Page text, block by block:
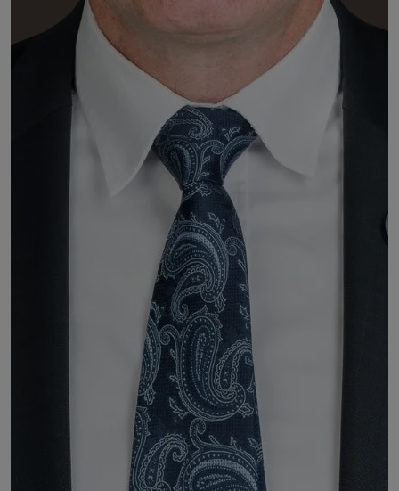
Eric BLACHON
CHARGÉ DES RELATIONS AVEC LES
Secrétaire général de l'Union départementale FO de
DÉSIGNÉ PAR :
l'Union régionale de la Confédération générale du